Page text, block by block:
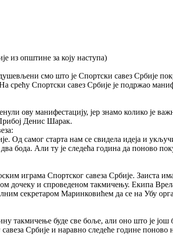
из општине за коју наступа)
смо што је Спортски савез Србије
Спортски савез Србије је подржао
ову манифестацију, јер знамо колико је
Денис Шарак.
Од самог старта нам се свидела идеја и
бода. Али ту је следећа година да поново
играма Спортског савеза Србије. Заиста
и спроведеном такмичењу. Екипа
секретаром Маринковићем да се на Убу
такмичење буде све боље, али оно што је још
Србије и наравно следеће године поново